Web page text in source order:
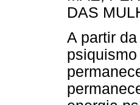
DAS
A partir